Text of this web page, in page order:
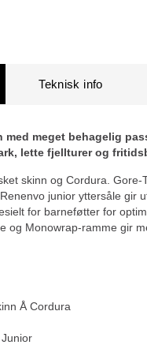
med meget behagelig
lette fjellturer og
skinn og Cordura.
junior yttersåle gir
for barneføtter for
og Monowrap-ramme gir
Å Cordura